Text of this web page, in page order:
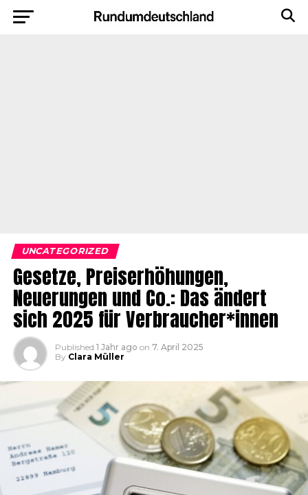
UNCATEGORIZED
Gesetze, Preiserhöhungen,
Neuerungen und Co.: Das ändert
sich 2025 für Verbraucher*innen
Published 1 Jahr ago on 7. April 2025
By Clara Müller